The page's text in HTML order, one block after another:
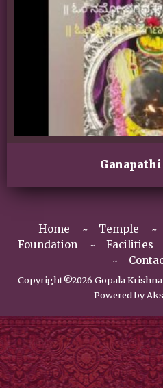
Ganapathi
Home Temple
Foundation
Facilities
Copyright©2026 Gopala Krishna
Powered by